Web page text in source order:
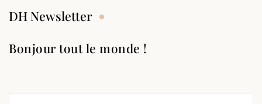
DH Newsletter
Bonjour tout le monde !